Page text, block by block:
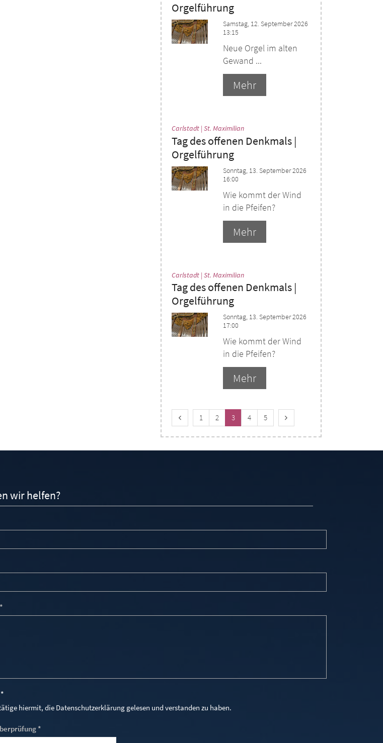
Orgelführung
Samstag, 12. September 2026
13:15
Neue Orgel im alten
Gewand ...
Mehr
Carlstadt | St. Maximilian:
Tag des offenen Denkmals |
Orgelführung
Sonntag, 13. September 2026
16:00
Wie kommt der Wind
in die Pfeifen?
Mehr
Carlstadt | St. Maximilian:
Tag des offenen Denkmals |
Orgelführung
Sonntag, 13. September 2026
17:00
Wie kommt der Wind
in die Pfeifen?
Mehr
Vorherige Seite
1 2 3 4 5 Nächste Seite
wir helfen?
hiermit, die Datenschutzerklärung gelesen und verstanden zu haben.
*